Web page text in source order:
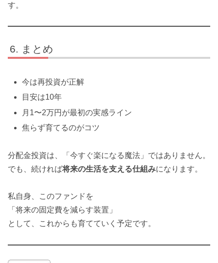
す。
まとめ
今は再投資が正解
目安は10年
月1〜2万円が最初の実感ライン
焦らず育てるのがコツ
分配金投資は、「今すぐ楽になる魔法」ではありません。
でも、続ければ将来の生活を支える仕組みになります。
私自身、このファンドを
「将来の固定費を減らす装置」
として、これからも育てていく予定です。